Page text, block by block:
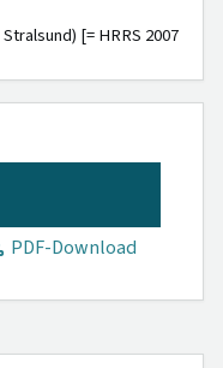
[= HRRS 2007
PDF-Download